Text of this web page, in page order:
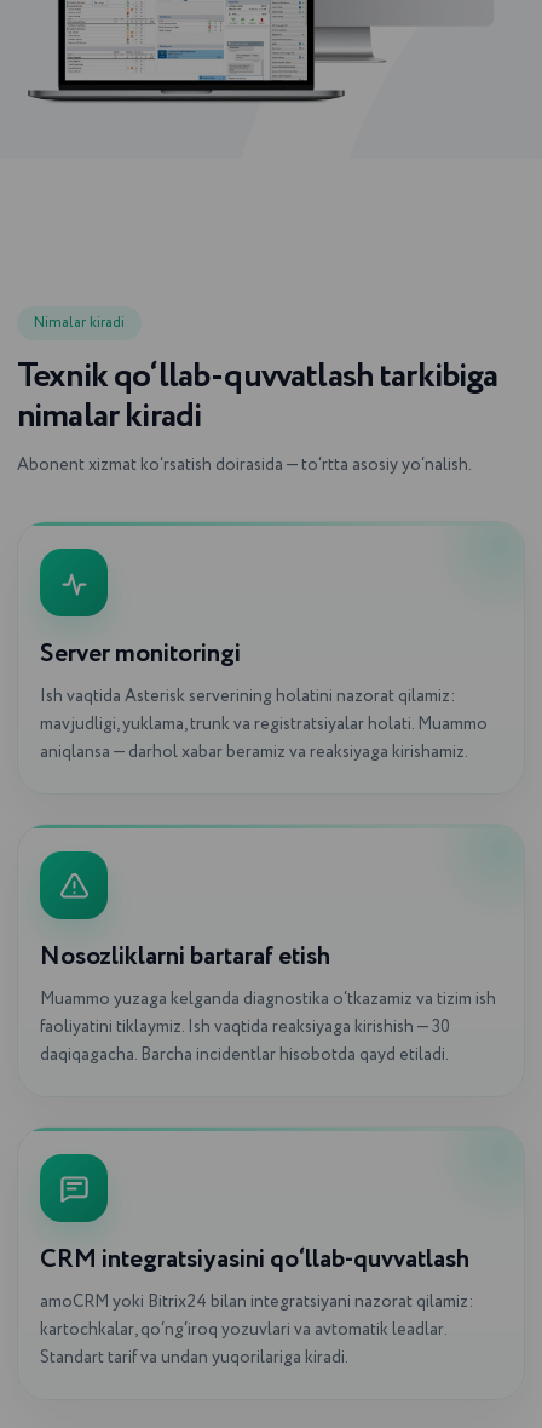
Nimalar kiradi
Texnik qo‘llab-quvvatlash tarkibiga
nimalar kiradi
Abonent xizmat ko‘rsatish doirasida — to‘rtta asosiy yo‘nalish.
Server monitoringi
Ish vaqtida Asterisk serverining holatini nazorat qilamiz:
mavjudligi, yuklama, trunk va registratsiyalar holati. Muammo
aniqlansa — darhol xabar beramiz va reaksiyaga kirishamiz.
Nosozliklarni bartaraf etish
Muammo yuzaga kelganda diagnostika o‘tkazamiz va tizim ish
faoliyatini tiklaymiz. Ish vaqtida reaksiyaga kirishish — 30
daqiqagacha. Barcha incidentlar hisobotda qayd etiladi.
CRM integratsiyasini qo‘llab-quvvatlash
amoCRM yoki Bitrix24 bilan integratsiyani nazorat qilamiz:
kartochkalar, qo‘ng‘iroq yozuvlari va avtomatik leadlar.
Standart tarif va undan yuqorilariga kiradi.